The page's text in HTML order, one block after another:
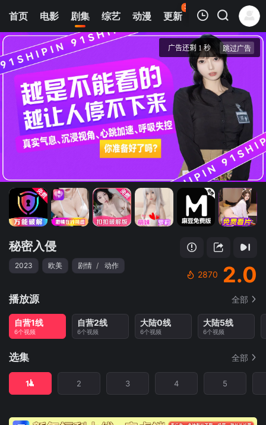
首页 电影 剧集 综艺 动漫 更新
38
热榜 APP
我的观影记录
1
秘密入侵
清空
秘密入侵
2023 欧美 剧情 / 动作
2870 2.0
播放源 全部
自营1线
6个视频
自营2线
6个视频
大陆0线
6个视频
大陆5线
6个视频
选集 全部
1 2 3 4 5